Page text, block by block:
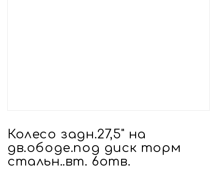
Колесо задн.27,5" на
дв.ободе.под диск торм
стальн..вт. 6отв.